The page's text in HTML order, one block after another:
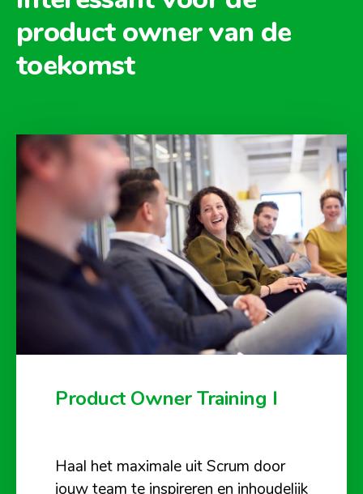
product owner van de
toekomst
Product Owner Training I
Haal het maximale uit Scrum door
jouw team te inspireren en inhoudelijk